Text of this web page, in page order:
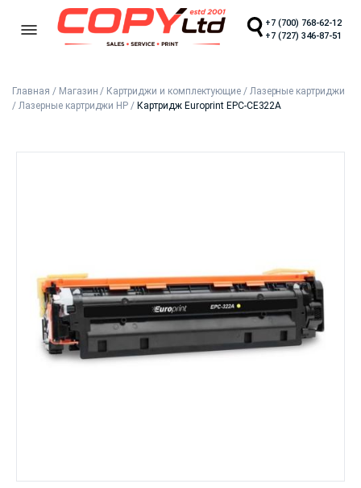
+7 (700) 768-62-12
+7 (727) 346-87-51
Главная / Магазин / Картриджи и комплектующие/ Лазерные картриджи
/ Лазерные картриджи HP /Картридж Europrint EPC-CE322A